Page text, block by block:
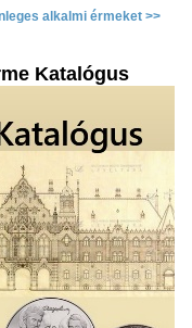
alkalmi érmeket >>
Katalógus